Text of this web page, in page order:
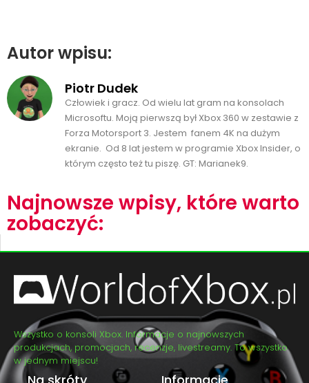
Autor wpisu:
Piotr Dudek
Człowiek i gracz. Od wielu lat gram na konsolach
Microsoftu. Moją pierwszą był Xbox 360 w zestawie z
Forza Motorsport 3. Jestem fanem 4K na dużym
ekranie. Od 8 lat jestem w programie Xbox Insider, o
którym często też tu piszę. GT: Marianek9.
Najnowsze wpisy, które warto
zobaczyć:
Wszystko o konsoli Xbox. Informacje o najnowszych
produkcjach, promocjach, recenzje, livestreamy. To wszystko
w jednym miejscu!